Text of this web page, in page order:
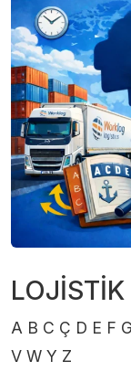
A B C Ç D E F
V W Y Z